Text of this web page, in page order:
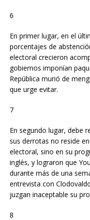
6
En primer lugar, en el
porcentajes de
electoral crecieron
gobiernos imponían
República murió de
que urge evitar.
7
En segundo lugar, debe
sus derrotas no reside
electoral, sino en su
inglés, y lograron que
durante más de una
entrevista con
juzgan inaceptable su
8